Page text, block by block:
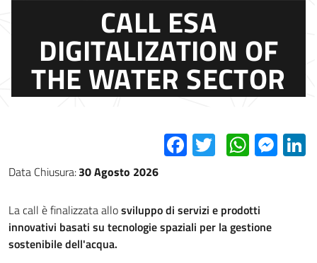
CALL ESA
DIGITALIZATION OF
THE WATER SECTOR
Facebook
Twitter
Data Chiusura:30 Agosto 2026
La call è finalizzata allosviluppo di servizi e prodotti
innovativi basati su tecnologie spaziali per la gestione
sostenibile dell'acqua.